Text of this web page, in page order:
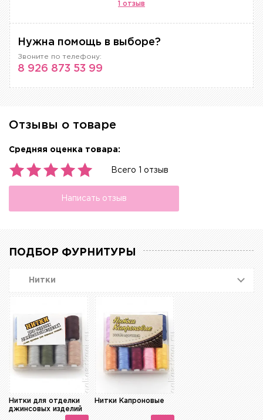
1 отзыв
Нужна помощь в выборе?
Звоните по телефону:
8 926 873 53 99
Отзывы о товаре
Средняя оценка товара:
Всего 1 отзыв
Написать отзыв
ПОДБОР ФУРНИТУРЫ
Нитки
Нитки для отделки
джинсовых изделий
Нитки Капроновые